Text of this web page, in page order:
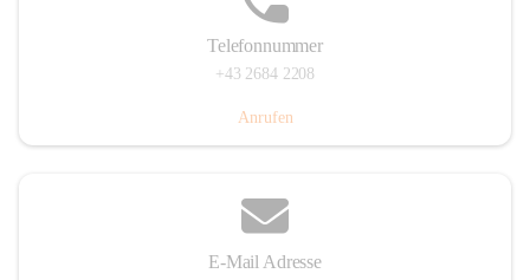
Telefonnummer
+43 2684 2208
Anrufen
E-Mail Adresse